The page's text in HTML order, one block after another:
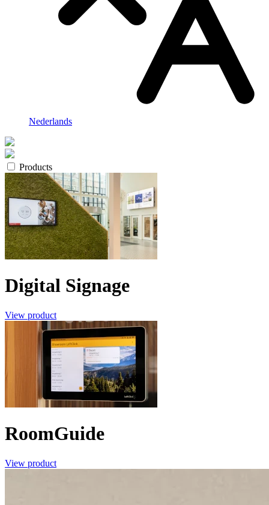
Nederlands
Products
Digital Signage
View product
RoomGuide
View product